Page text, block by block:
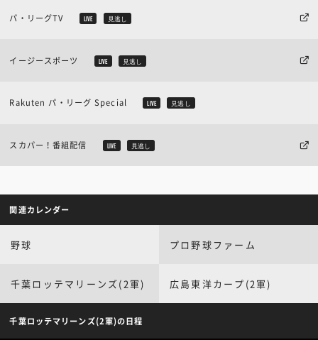
パ・リーグTV LIVE 見逃し
イージースポーツ LIVE 見逃し
Rakuten パ・リーグ Special LIVE 見逃し
スカパー！番組配信 LIVE 見逃し
関連カレンダー
野球 プロ野球ファーム
千葉ロッテマリーンズ(2軍) 広島東洋カープ(2軍)
千葉ロッテマリーンズ(2軍)の日程